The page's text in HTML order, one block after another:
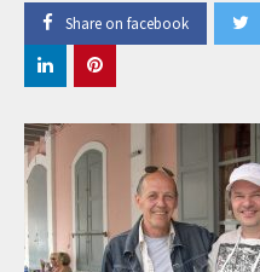
Share on facebook